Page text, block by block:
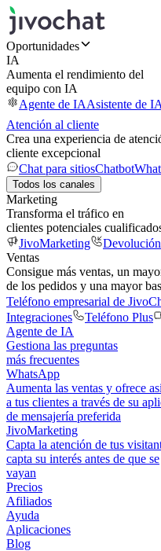
Oportunidades
IA
Aumenta el rendimiento del
equipo con IA
Agente de IAAsistente de IA
Atención al cliente
Crea una experiencia de
cliente excepcional
Chat para sitiosChatbot
Todos los canales
Marketing
Transforma el tráfico en
clientes potenciales
JivoMarketing
Ventas
Consigue más ventas, un
de los pedidos y una mayor
Teléfono empresarial de
Integraciones
Teléfono Plus
Agente de IA
Gestiona las preguntas
más frecuentes
WhatsApp
Aumenta las ventas y ofrece
a tus clientes a través de su
de mensajería preferida
JivoMarketing
Capta la atención de tus
capta su interés antes de que se
vayan
Precios
Afiliados
Ayuda
Aplicaciones
Blog